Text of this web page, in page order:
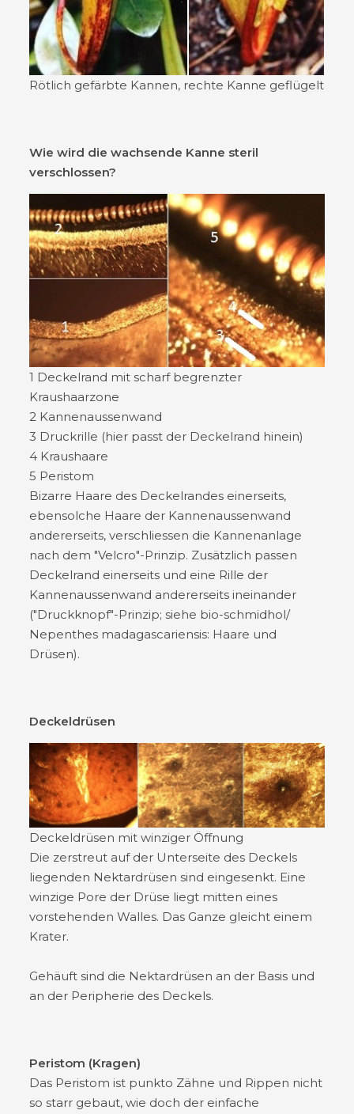
Rötlich gefärbte Kannen, rechte Kanne geflügelt
Wie wird die wachsende Kanne steril
verschlossen?
1 Deckelrand mit scharf begrenzter
Kraushaarzone
2 Kannenaussenwand
3 Druckrille (hier passt der Deckelrand hinein)
4 Kraushaare
5 Peristom
Bizarre Haare des Deckelrandes einerseits,
ebensolche Haare der Kannenaussenwand
andererseits, verschliessen die Kannenanlage
nach dem "Velcro"-Prinzip. Zusätzlich passen
Deckelrand einerseits und eine Rille der
Kannenaussenwand andererseits ineinander
("Druckknopf"-Prinzip; siehe bio-schmidhol/
Nepenthes madagascariensis: Haare und
Drüsen).
Deckeldrüsen
Deckeldrüsen mit winziger Öffnung
Die zerstreut auf der Unterseite des Deckels
liegenden Nektardrüsen sind eingesenkt. Eine
winzige Pore der Drüse liegt mitten eines
vorstehenden Walles. Das Ganze gleicht einem
Krater.
Gehäuft sind die Nektardrüsen an der Basis und
an der Peripherie des Deckels.
Peristom (Kragen)
Das Peristom ist punkto Zähne und Rippen nicht
so starr gebaut, wie doch der einfache